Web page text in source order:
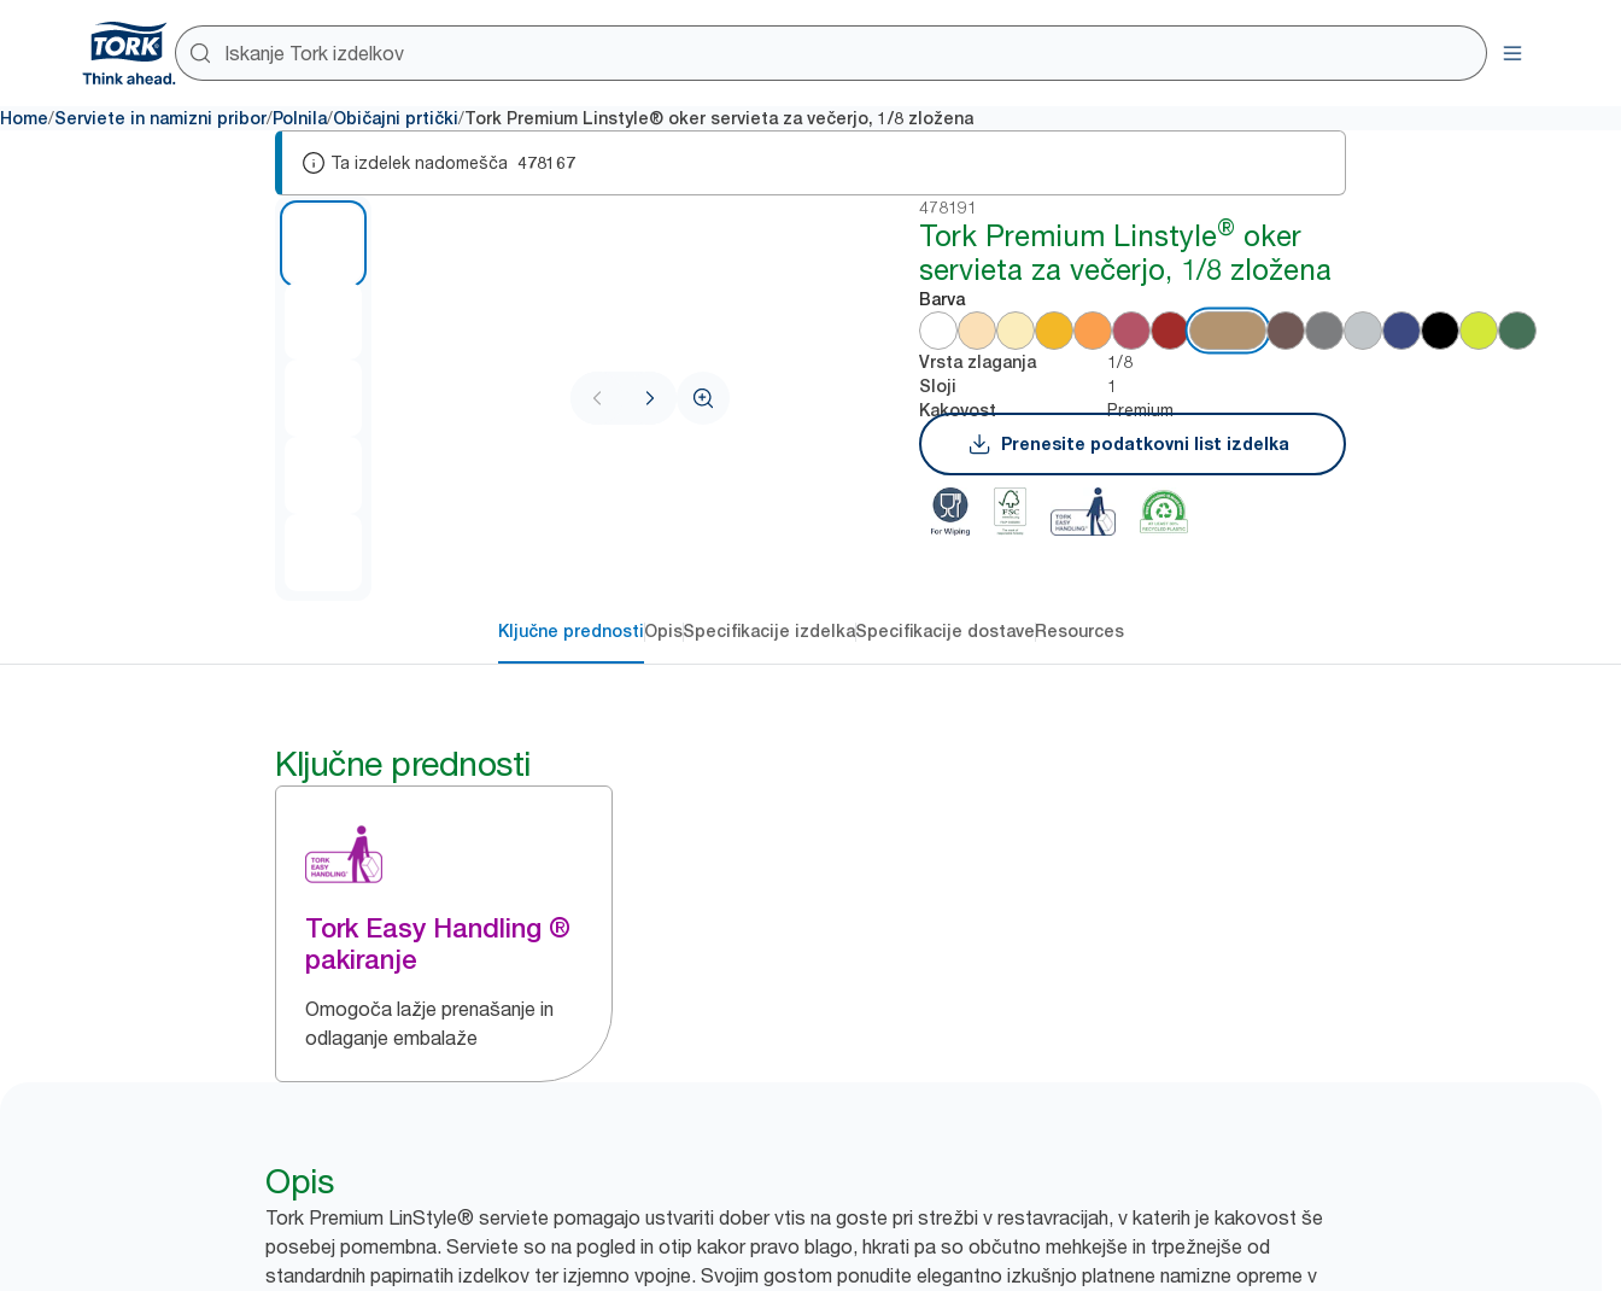
Home/Serviete in namizni pribor/Polnila/Običajni prtički/Tork Premium Linstyle® oker servieta za večerjo, 1/8 zložena
Ta izdelek nadomešča 478167
478191
Tork Premium Linstyle® oker
servieta za večerjo, 1/8 zložena
Barva
Vrsta zlaganja 1/8
Sloji 1
Kakovost
Premium
Prenesite podatkovni list izdelka
Ključne prednostiOpisSpecifikacije izdelkaSpecifikacije dostaveResources
Ključne prednosti
Tork Easy Handling ®
pakiranje
Omogoča lažje prenašanje in
odlaganje embalaže
Opis
Tork Premium LinStyle® serviete pomagajo ustvariti dober vtis na goste pri strežbi v restavracijah, v katerih je kakovost še
posebej pomembna. Serviete so na pogled in otip kakor pravo blago, hkrati pa so občutno mehkejše in trpežnejše od
standardnih papirnatih izdelkov ter izjemno vpojne. Svojim gostom ponudite elegantno izkušnjo platnene namizne opreme v